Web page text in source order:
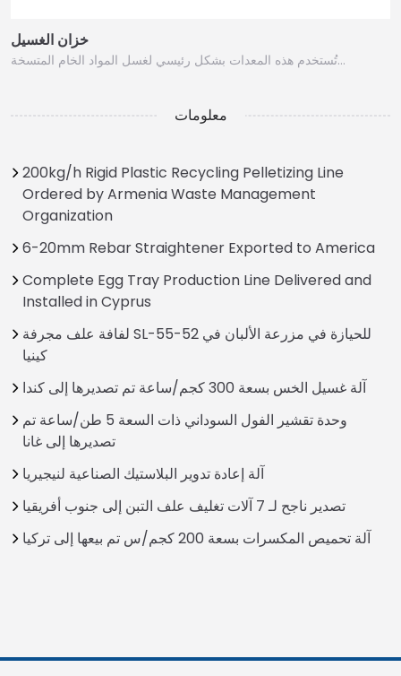
خزان الغسيل
تُستخدم هذه المعدات بشكل رئيسي لغسل المواد الخام المتسخة…
معلومات
200kg/h Rigid Plastic Recycling Pelletizing Line
Ordered by Armenia Waste Management
Organization
6-20mm Rebar Straightener Exported to America
Complete Egg Tray Production Line Delivered and
Installed in Cyprus
لفافة علف مجرفة SL-55-52 للحيازة في مزرعة الألبان في
كينيا
آلة غسيل الخس بسعة 300 كجم/ساعة تم تصديرها إلى كندا
وحدة تقشير الفول السوداني ذات السعة 5 طن/ساعة تم
تصديرها إلى غانا
آلة إعادة تدوير البلاستيك الصناعية لنيجيريا
تصدير ناجح لـ 7 آلات تغليف علف التبن إلى جنوب أفريقيا
آلة تحميص المكسرات بسعة 200 كجم/س تم بيعها إلى تركيا